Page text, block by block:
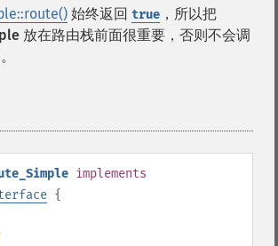
始终返回 true ，所以把
放在路由栈前面很重要，否则不会调
implements
{